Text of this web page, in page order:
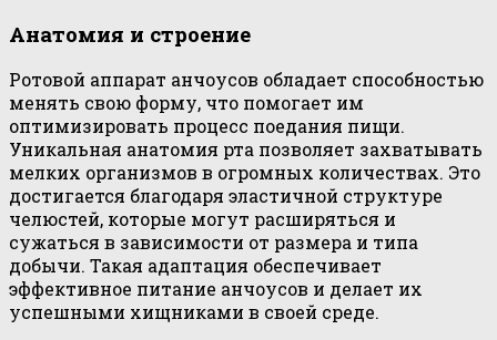
Анатомия и строение
Ротовой аппарат анчоусов обладает способностью
менять свою форму, что помогает им
оптимизировать процесс поедания пищи.
Уникальная анатомия рта позволяет захватывать
мелких организмов в огромных количествах. Это
достигается благодаря эластичной структуре
челюстей, которые могут расширяться и
сужаться в зависимости от размера и типа
добычи. Такая адаптация обеспечивает
эффективное питание анчоусов и делает их
успешными хищниками в своей среде.